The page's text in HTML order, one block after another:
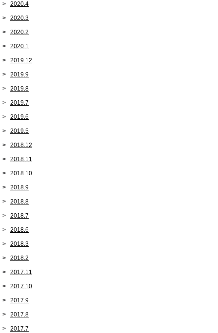
2020.4
2020.3
2020.2
2020.1
2019.12
2019.9
2019.8
2019.7
2019.6
2019.5
2018.12
2018.11
2018.10
2018.9
2018.8
2018.7
2018.6
2018.3
2018.2
2017.11
2017.10
2017.9
2017.8
2017.7